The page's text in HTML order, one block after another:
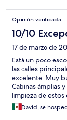
Opinión verificada
10/10
17 de marzo de
Está un poco
las calles
excelente. Muy
Cabinas ámplias
limpieza de
opción para
David, se